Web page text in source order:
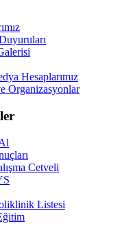
Hesaplarımız
Organizasyonlar
Cetveli
Listesi